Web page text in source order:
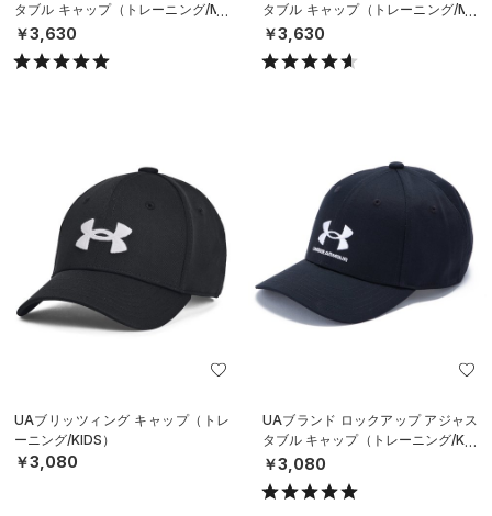
タブル キャップ（トレーニング/ME
N）
￥3,630
タブル キャップ（トレーニング/ME
N）
￥3,630
UAブリッツィング キャップ（トレ
ーニング/KIDS）
￥3,080
UAブランド ロックアップ アジャス
タブル キャップ（トレーニング/KID
S）
￥3,080